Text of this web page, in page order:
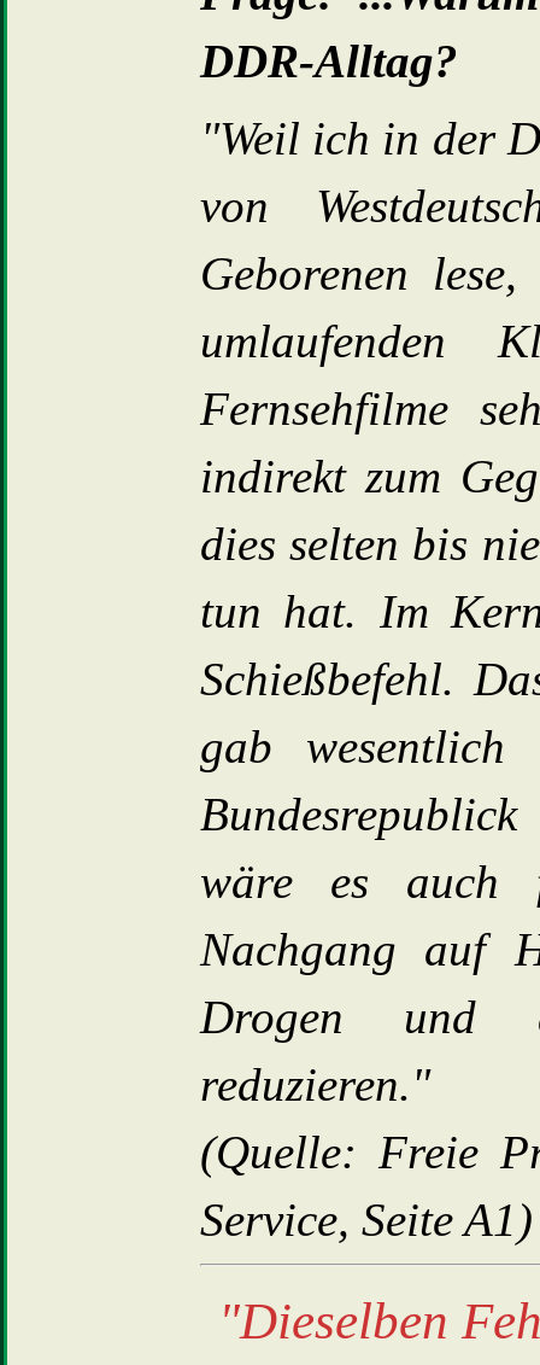
DDR-Alltag?
"Weil ich in der
von
Geborenen
umlaufenden
Fernsehfilme
indirekt zum
dies selten bis
tun hat. Im
Schießbefehl.
gab wesentlich
wäre es auch
Nachgang auf
Drogen und
reduzieren."
(Quelle: Freie
Service, Seite A1)
"Dieselben